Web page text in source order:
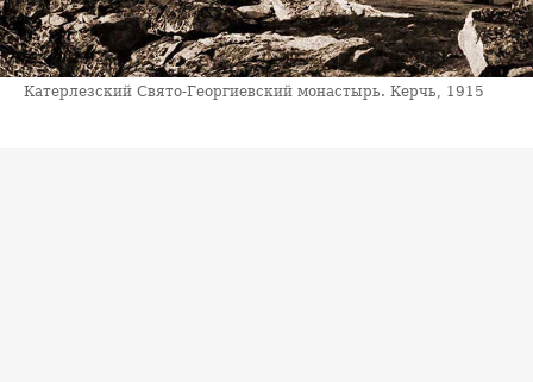
Катерлезский Свято-Георгиевский монастырь. Керчь, 1915